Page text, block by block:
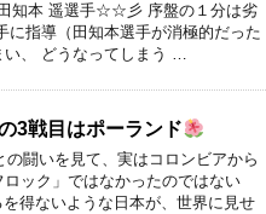
知本 遥選手☆☆彡 序盤の１分は劣
に指導（田知本選手が消極的だった
い、 どうなってしまう …
3戦目はポーランド
の闘いを見て、実はコロンビアから
ック」ではなかったのではない
得ないような日本が、世界に見せ